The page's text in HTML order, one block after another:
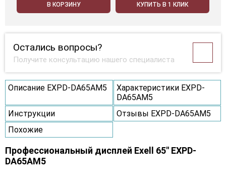
В КОРЗИНУ КУПИТЬ В 1 КЛИК
Остались вопросы?
Получите консультацию нашего специалиста
Описание EXPD-DA65AM5
Характеристики EXPD-
DA65AM5
Инструкции
Отзывы EXPD-DA65AM5
Похожие
Профессиональный дисплей Exell 65" EXPD-
DA65AM5